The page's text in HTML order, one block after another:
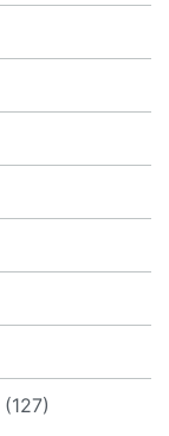
(127)